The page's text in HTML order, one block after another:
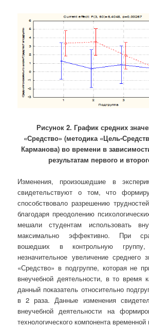
Рисунок 2. График средних
«Средство» (методика «Цель-
Карманова) во времени в
результатам первого и
Изменения, произошедшие в
свидетельствуют о том, что
способствовало разрешению
благодаря преодолению
мешали студентам использовать
максимально эффективно. При
вошедших в контрольную
незначительное увеличение среднего
«Средство» в подгруппе, которая не
внеучебной деятельности, в то время
данный показатель относительно
в 2 раза. Данные изменения
внеучебной деятельности на
технологического компонента временной